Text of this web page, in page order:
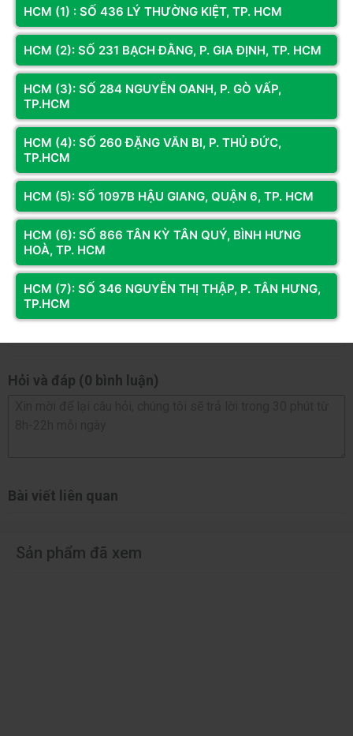
Điện áp • EXPO Profile #1: DDR5-5600 CL40-40-40 @1.25V
• XMP Profile #1: DDR5-6000 CL36-44-44 @1.35V
• XMP Profile #2: DDR5-5600 CL40-40-40 @1.25V
Màu sắc Đen
Tản nhiệt Có
Xem thêm
Đánh giá & Nhận xét về RAM KINGSTON FURY BEAST
16GB (1X16GB) DDR5 6000MHZ (KF560C36BBE2-
16WP)
0đánh giá & nhận xét
5 sao
3 sao
2 sao
1 sao
Bạn đã dùng sản phẩm này?
Gửi đánh giá của bạn
Hỏi và đáp (0 bình luận)
Bài viết liên quan
Sản phẩm đã xem
HCM (1) : SỐ 436 LÝ THƯỜNG KIỆT, TP. HCM
HCM (2): SỐ 231 BẠCH ĐẰNG, P. GIA ĐỊNH, TP. HCM
HCM (3): SỐ 284 NGUYỄN OANH, P. GÒ VẤP,
TP.HCM
HCM (4): SỐ 260 ĐẶNG VĂN BI, P. THỦ ĐỨC,
TP.HCM
HCM (5): SỐ 1097B HẬU GIANG, QUẬN 6, TP. HCM
HCM (6): SỐ 866 TÂN KỲ TÂN QUÝ, BÌNH HƯNG
HOÀ, TP. HCM
HCM (7): SỐ 346 NGUYỄN THỊ THẬP, P. TÂN HƯNG,
TP.HCM